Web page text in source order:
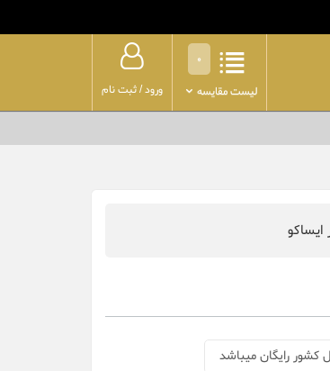
ورود/ثبت نام
0
لیست مقایسه
کشور رایگان میباشد